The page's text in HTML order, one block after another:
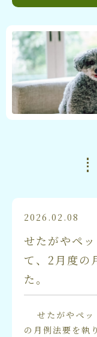
2026.02.08
せたがやペ
て、2月度の
た。
せたがやペッ
の月例法要を執